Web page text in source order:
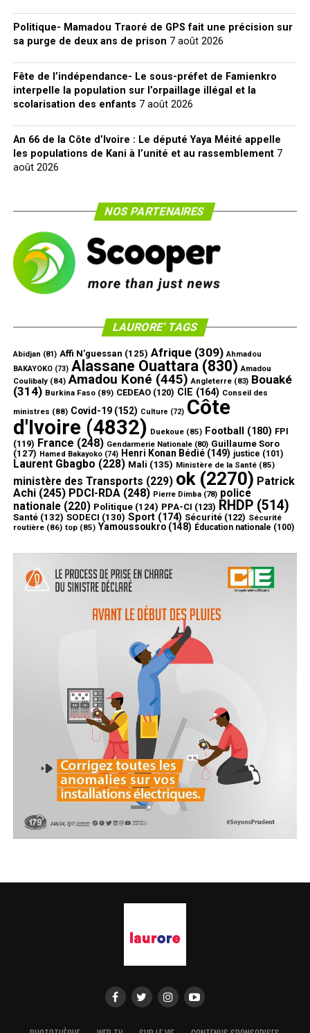
Politique- Mamadou Traoré de GPS fait une précision sur
sa purge de deux ans de prison 7 août 2026
Fête de l’indépendance- Le sous-préfet de Famienkro
interpelle la population sur l’orpaillage illégal et la
scolarisation des enfants 7 août 2026
An 66 de la Côte d’Ivoire : Le député Yaya Méité appelle
les populations de Kani à l’unité et au rassemblement 7
août 2026
NOS PARTENAIRES
LAURORE’ TAGS
Abidjan (81) Affi N'guessan (125) Afrique(309) Ahmadou
BAKAYOKO(73) Alassane Ouattara(830) Amadou
Coulibaly(84) Amadou Koné (445) Angleterre(83) Bouaké
(314) Burkina Faso(89) CEDEAO(120) CIE (164) Conseil des
ministres (88) Covid-19(152) Culture (72) Côte
d'Ivoire(4832) Duekoue(85) Football (180) FPI
(119) France (248) Gendarmerie Nationale(80) Guillaume Soro
(127) Hamed Bakayoko(74) Henri Konan Bédié(149) justice (101)
Laurent Gbagbo (228) Mali (135) Ministère de la Santé(85)
ministère des Transports (229) ok(2270) Patrick
Achi(245) PDCI-RDA(248) Pierre Dimba(78) police
nationale(220) Politique(124) PPA-CI (123) RHDP(514)
Santé(132) SODECI (130) Sport(174) Sécurité(122) Sécurité
routière(86) top(85) Yamoussoukro(148) Éducation nationale (100)